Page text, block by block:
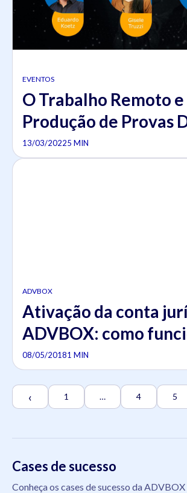
EVENTOS
O Trabalho Remoto e
Produção de Provas
13/03/20225 MIN
ADVBOX
Ativação da conta
ADVBOX: como
08/05/20181 MIN
‹ 1 … 4 5
Cases de sucesso
Conheça os cases de sucesso da